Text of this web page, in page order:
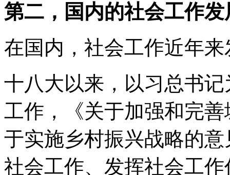
第二，国内的社会工作
在国内，社会工作近年
十八大以来，以习总书
工作，《关于加强和完
于实施乡村振兴战略的
社会工作、发挥社会工